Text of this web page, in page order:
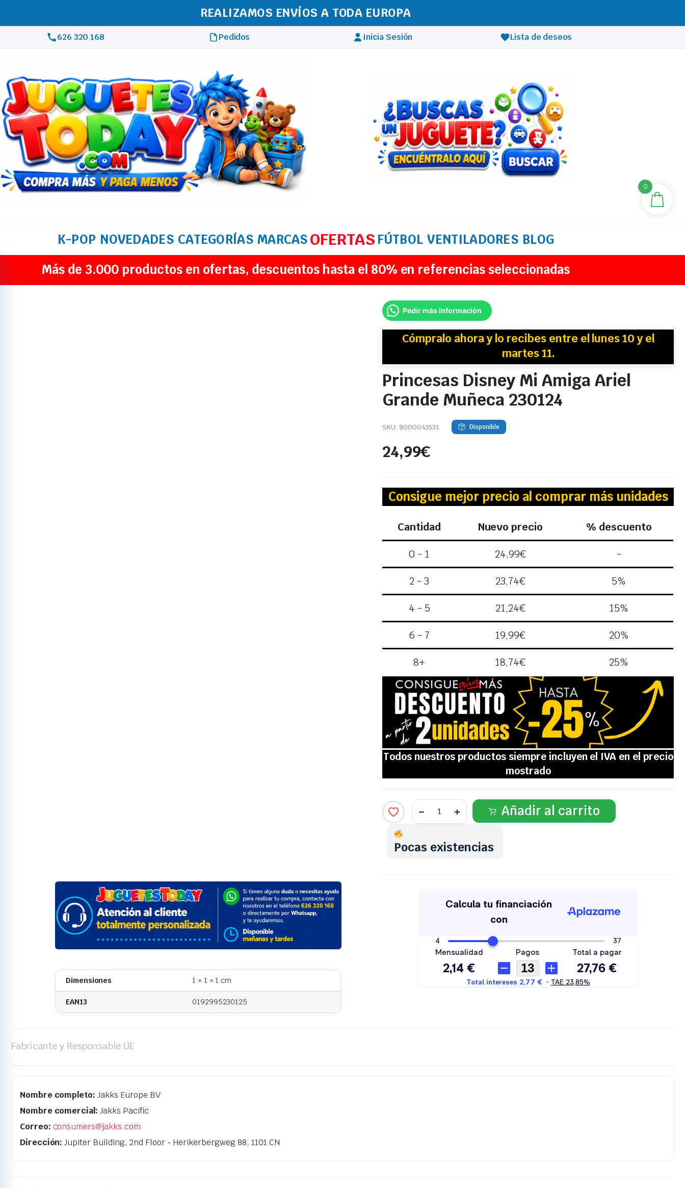
REALIZAMOS ENVÍOS A TODA EUROPA
626 320 168 Pedidos Inicia Sesión Lista de deseos
K-POP NOVEDADES CATEGORÍAS MARCASOFERTAS FÚTBOL VENTILADORES BLOG
Más de 3.000 productos en ofertas, descuentos hasta el 80% en referencias seleccionadas
Dimensiones 1 × 1 × 1 cm
EAN13 0192995230125
Pedir más información
Cómpralo ahora y lo recibesentre el lunes 10 y el
martes 11.
Princesas Disney Mi Amiga Ariel
Grande Muñeca 230124
SKU: 8000043531 Disponible
24,99€
Consigue mejor precio al comprar más unidades
Cantidad Nuevo precio % descuento
0 - 1 24,99€ -
2 - 3 23,74€ 5%
4 - 5 21,24€ 15%
6 - 7 19,99€ 20%
8+ 18,74€ 25%
Añadir al carrito
Pocas existencias
Fabricante y Responsable UE
Nombre completo: Jakks Europe BV
Nombre comercial: Jakks Pacific
Correo: consumers@jakks.com
Dirección: Jupiter Building, 2nd Floor - Herikerbergweg 88, 1101 CN
0